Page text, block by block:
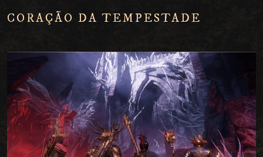
CORAÇÃO DA TEMPESTADE